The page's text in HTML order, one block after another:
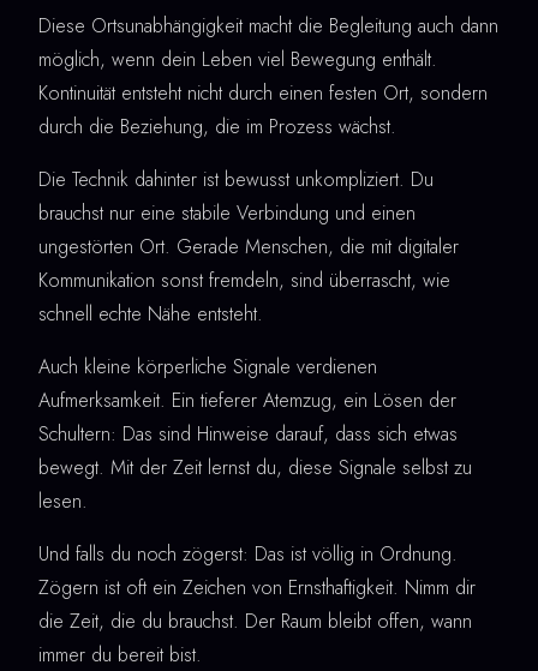
Diese Ortsunabhängigkeit macht die Begleitung auch dann
möglich, wenn dein Leben viel Bewegung enthält.
Kontinuität entsteht nicht durch einen festen Ort, sondern
durch die Beziehung, die im Prozess wächst.
Die Technik dahinter ist bewusst unkompliziert. Du
brauchst nur eine stabile Verbindung und einen
ungestörten Ort. Gerade Menschen, die mit digitaler
Kommunikation sonst fremdeln, sind überrascht, wie
schnell echte Nähe entsteht.
Auch kleine körperliche Signale verdienen
Aufmerksamkeit. Ein tieferer Atemzug, ein Lösen der
Schultern: Das sind Hinweise darauf, dass sich etwas
bewegt. Mit der Zeit lernst du, diese Signale selbst zu
lesen.
Und falls du noch zögerst: Das ist völlig in Ordnung.
Zögern ist oft ein Zeichen von Ernsthaftigkeit. Nimm dir
die Zeit, die du brauchst. Der Raum bleibt offen, wann
immer du bereit bist.